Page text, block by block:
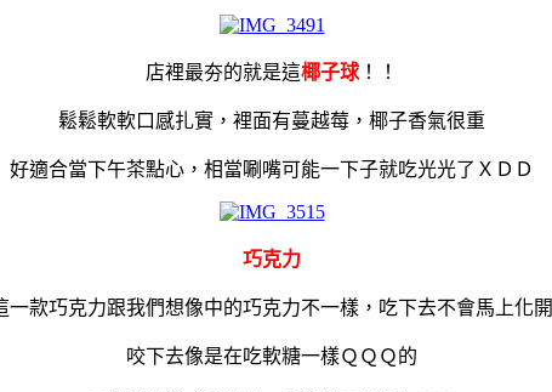
店裡最夯的就是這椰子球 ！！
鬆鬆軟軟口感扎實，裡面有蔓越莓，椰子香氣很重
好適合當下午茶點心，相當唰嘴可能一下子就吃光光了ＸＤＤ
巧克力
一款巧克力跟我們想像中的巧克力不一樣，吃下去不會馬上化開
咬下去像是在吃軟糖一樣ＱＱＱ的